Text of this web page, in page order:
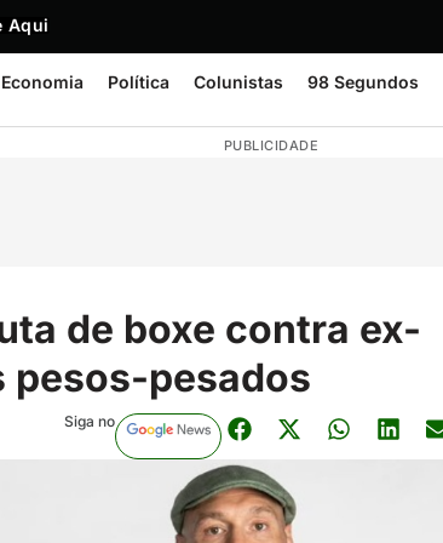
Aqui
Economia Política Colunistas 98 Segundos
PUBLICIDADE
de boxe contra ex-
pesos-pesados
Siga no